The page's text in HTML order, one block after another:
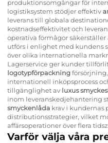
produktionsomgångar för
logistiksystem stödjer effektiv
leverans till globala
kostnadseffektivitet och
operativa förmågor säkerställer
utförs i enlighet med kundens
över olika internationella
Lagerservice ger kunder
logotypförpackning
internationell inköpsprocess
tillgänglighet av luxus
inom leveranskedjehantering
smyckenlåda krav i kundernas
distributionsstrategier, vilket
affärsoperationer över flera
Varför välja våra